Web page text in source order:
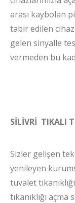
arası kaybolan
tabir edilen
gelen sinyalle
vermeden bu
SİLİVRİ TIKALI
Sizler gelişen
yenileyen
tuvalet
tıkanıklığı